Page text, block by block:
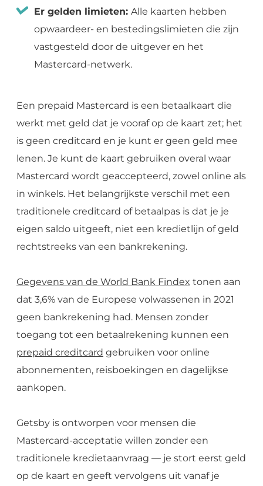
Er gelden limieten: Alle kaarten hebben
opwaardeer- en bestedingslimieten die zijn
vastgesteld door de uitgever en het
Mastercard-netwerk.
Een prepaid Mastercard is een betaalkaart die
werkt met geld dat je vooraf op de kaart zet; het
is geen creditcard en je kunt er geen geld mee
lenen. Je kunt de kaart gebruiken overal waar
Mastercard wordt geaccepteerd, zowel online als
in winkels. Het belangrijkste verschil met een
traditionele creditcard of betaalpas is dat je je
eigen saldo uitgeeft, niet een kredietlijn of geld
rechtstreeks van een bankrekening.
Gegevens van de World Bank Findex tonen aan
dat 3,6% van de Europese volwassenen in 2021
geen bankrekening had. Mensen zonder
toegang tot een betaalrekening kunnen een
prepaid creditcard gebruiken voor online
abonnementen, reisboekingen en dagelijkse
aankopen.
Getsby is ontworpen voor mensen die
Mastercard-acceptatie willen zonder een
traditionele kredietaanvraag — je stort eerst geld
op de kaart en geeft vervolgens uit vanaf je